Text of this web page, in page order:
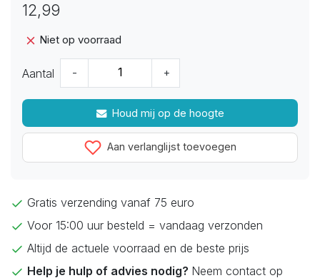
12,99
Niet op voorraad
Aantal - +
Houd mij op de hoogte
Aan verlanglijst toevoegen
Gratis verzending vanaf 75 euro
Voor 15:00 uur besteld = vandaag verzonden
Altijd de actuele voorraad en de beste prijs
Help je hulp of advies nodig? Neem contact op